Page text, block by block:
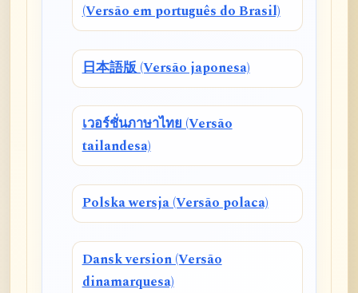
(Versão em português do Brasil)
日本語版 (Versão japonesa)
เวอร์ชั่นภาษาไทย (Versão
tailandesa)
Polska wersja (Versão polaca)
Dansk version (Versão
dinamarquesa)